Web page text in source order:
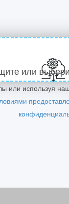
или
или используя